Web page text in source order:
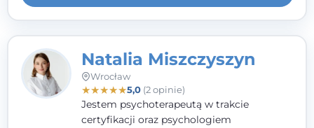
Natalia Miszczyszyn
Wrocław
★★★★★5,0(2 opinie)
Jestem psychoterapeutą w trakcie
certyfikacji oraz psychologiem